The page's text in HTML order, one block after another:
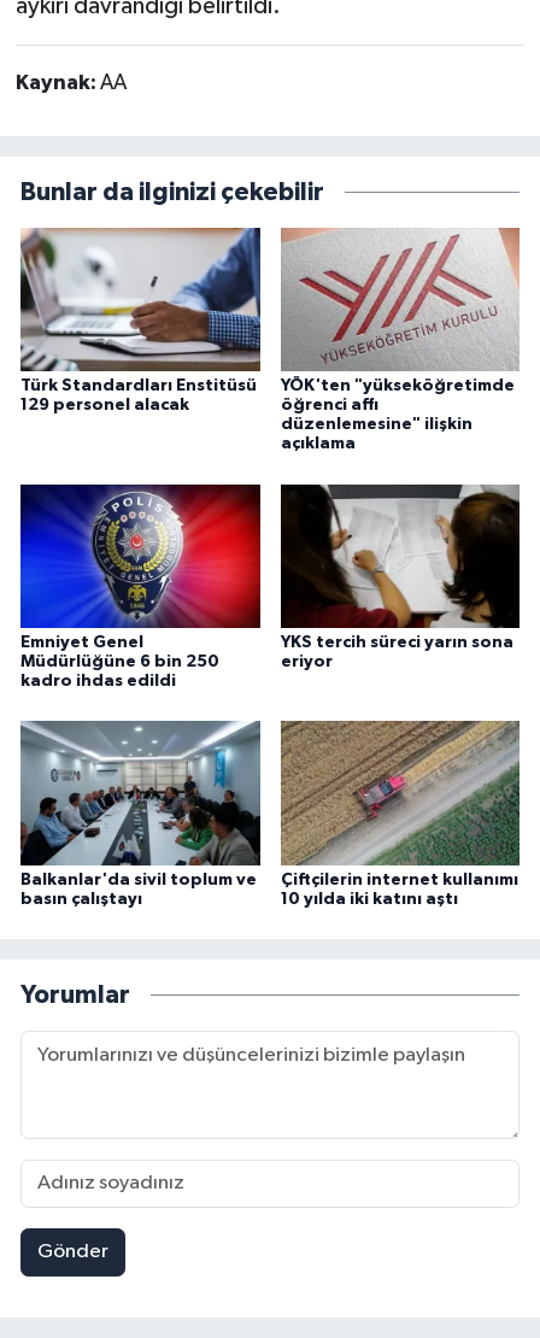
aykırı davrandığı belirtildi.
Kaynak: AA
Bunlar da ilginizi çekebilir
Türk Standardları Enstitüsü
129 personel alacak
YÖK'ten "yükseköğretimde
öğrenci affı
düzenlemesine" ilişkin
açıklama
Emniyet Genel
Müdürlüğüne 6 bin 250
kadro ihdas edildi
YKS tercih süreci yarın sona
eriyor
Balkanlar'da sivil toplum ve
basın çalıştayı
Çiftçilerin internet kullanımı
10 yılda iki katını aştı
Yorumlar
Gönder